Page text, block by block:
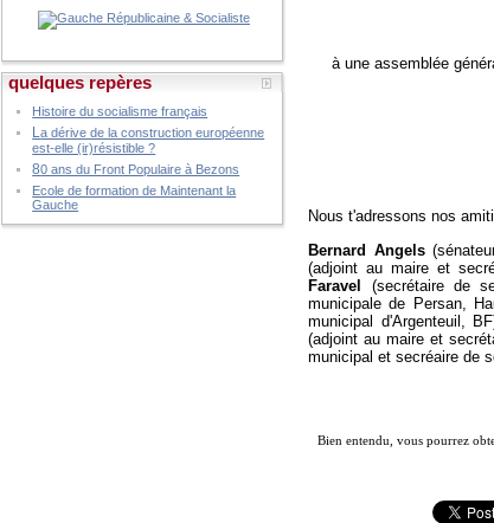
quelques repères
Histoire du socialisme français
La dérive de la construction européenne
est-elle (ir)résistible ?
80 ans du Front Populaire à Bezons
Ecole de formation de Maintenant la
Gauche
à une assemblée
Nous t'adressons nos
Bernard Angels
(adjoint au maire et
Faravel (secrétaire de
municipale de Persan,
municipal d'Argenteuil,
(adjoint au maire et
municipal et secréaire de
Bien entendu, vous pourrez